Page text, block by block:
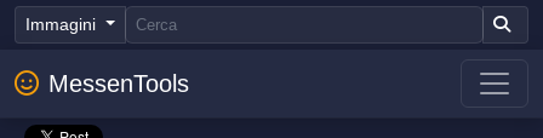
Immagini
MessenTools